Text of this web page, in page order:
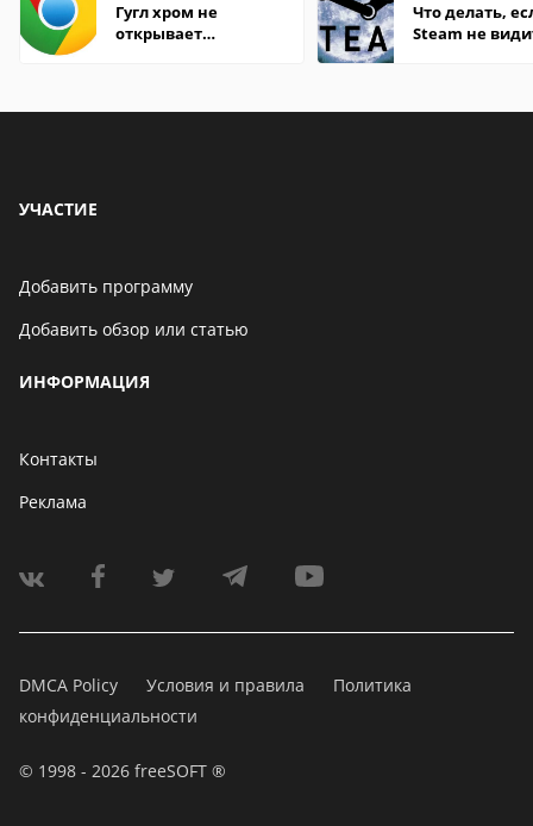
Гугл хром не
открывает
Что делать,
Steam не
УЧАСТИЕ
Добавить программу
Добавить обзор или статью
ИНФОРМАЦИЯ
Контакты
Реклама
DMCA Policy Условия и правила
Политика
конфиденциальности
© 1998 - 2026 freeSOFT ®